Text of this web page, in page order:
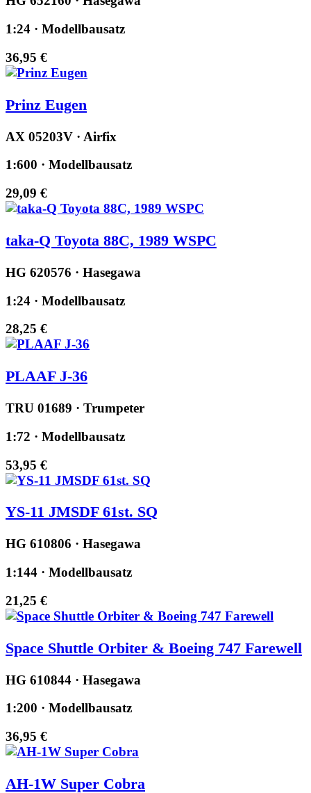
1:24 · Modellbausatz
36,95 €
Prinz Eugen
AX 05203V · Airfix
1:600 · Modellbausatz
29,09 €
taka-Q Toyota 88C, 1989 WSPC
HG 620576 · Hasegawa
1:24 · Modellbausatz
28,25 €
PLAAF J-36
TRU 01689 · Trumpeter
1:72 · Modellbausatz
53,95 €
YS-11 JMSDF 61st. SQ
HG 610806 · Hasegawa
1:144 · Modellbausatz
21,25 €
Space Shuttle Orbiter & Boeing 747 Farewell
HG 610844 · Hasegawa
1:200 · Modellbausatz
36,95 €
AH-1W Super Cobra